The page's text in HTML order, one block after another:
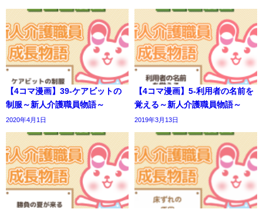
【4コマ漫画】39-ケアビットの
制服～新人介護職員物語～
2020年4月1日
【4コマ漫画】5-利用者の名前を
覚える～新人介護職員物語～
2019年3月13日